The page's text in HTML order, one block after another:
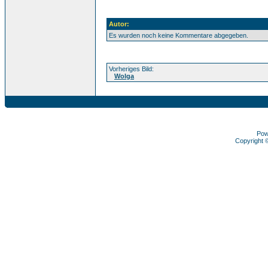
Autor:
Es wurden noch keine Kommentare abgegeben.
Vorheriges Bild:
Wolga
Copyright